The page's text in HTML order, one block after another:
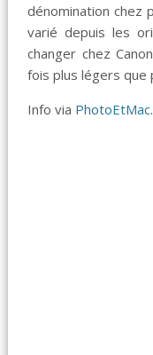
dénomination chez
varié depuis les
changer chez
fois plus légers que
Info via PhotoEtMac.